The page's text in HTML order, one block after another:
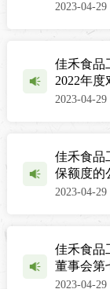
2023-04-29
佳禾食品
2022年
2023-04-29
佳禾食品
保额度的
2023-04-29
佳禾食品
董事会第
2023-04-29